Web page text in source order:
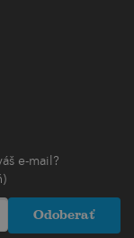
e-mail?
Odoberať